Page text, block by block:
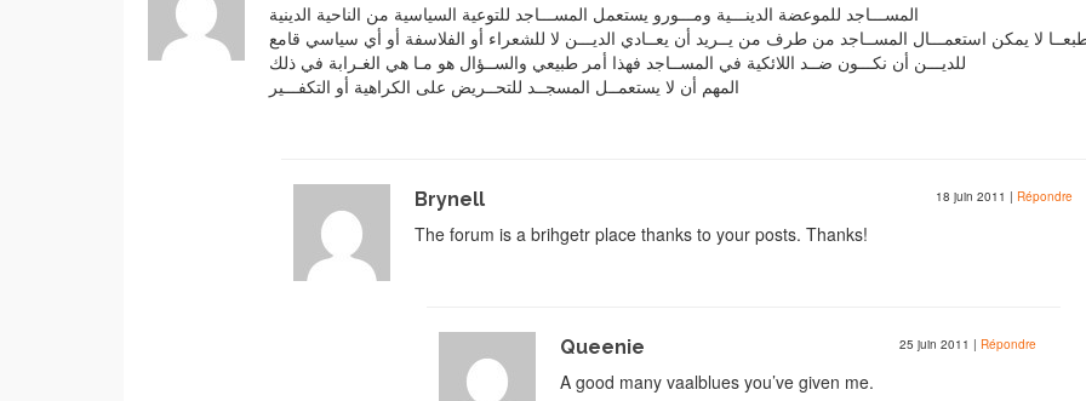
المســـاجد للموعضة الدينـــية ومـــورو يستعمل المســـاجد للتوعية السياسية من الناحية الدينية
لا يمكن استعمـــال المســاجد من طرف من يــريد أن يعــادي الديـــن لا للشعراء أو الفلاسفة أو أي سياسي قامع
للديـــن أن نكـــون ضــد اللائكية في المســاجد فهذا أمر طبيعي والســؤال هو مـا هي الغـرابة في ذلك
المهم أن لا يستعمــل المسجــد للتحــريض على الكراهية أو التكفـــير
Brynell 18 juin 2011 | Répondre
The forum is a brihgetr place thanks to your posts. Thanks!
Queenie 25 juin 2011 | Répondre
A good many vaalblues you’ve given me.